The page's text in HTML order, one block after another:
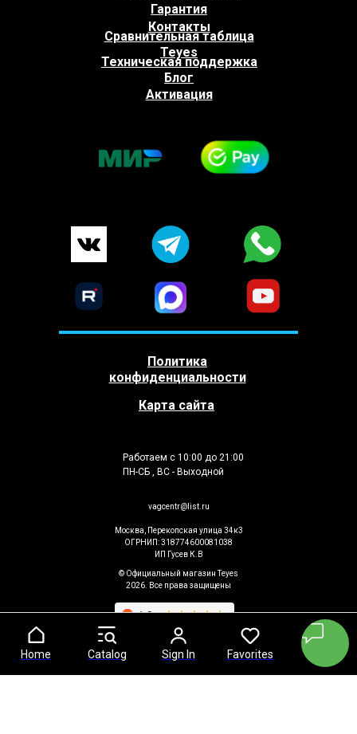
Home Catalog Sign In Favorites
Home Catalog Sign In Favorites
Москва, Перекопская улица 34к3
ОГРНИП: 318774600081038
ИП Гусев К.В
vagcentr@list.ru
© Официальный магазин Teyes
2026. Все права защищены
Работаем с 10:00 до 21:00
ПН-СБ , ВС - Выходной
Политика
конфиденциальности
Карта сайта
Контакты
Сравнительная таблица
Teyes
Блог
Техническая поддержка
Активация
Гарантия